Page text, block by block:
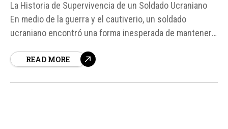
La Historia de Supervivencia de un Soldado Ucraniano
En medio de la guerra y el cautiverio, un soldado
ucraniano encontró una forma inesperada de mantener
oficial de marines, pasó 1. 495 días como prisionero en
READ MORE